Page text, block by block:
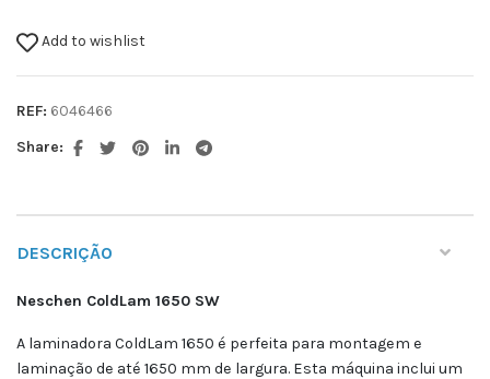
Add to wishlist
REF: 6046466
Share:
DESCRIÇÃO
Neschen ColdLam 1650 SW
A laminadora ColdLam 1650 é perfeita para montagem e
laminação de até 1650 mm de largura. Esta máquina inclui um